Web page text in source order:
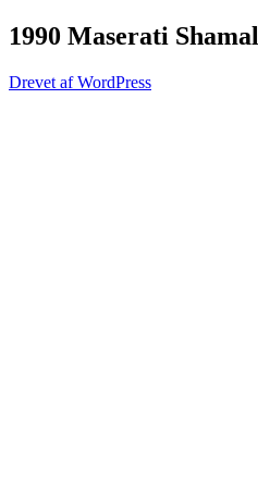
1990 Maserati Shamal
Drevet af WordPress